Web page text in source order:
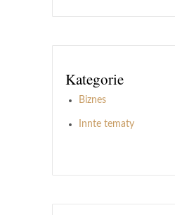
Kategorie
Biznes
Innte tematy